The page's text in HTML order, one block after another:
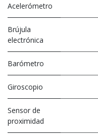
Acelerómetro
Brújula
electrónica
Barómetro
Giroscopio
Sensor de
proximidad